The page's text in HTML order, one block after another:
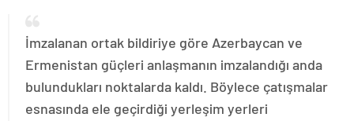
İmzalanan ortak bildiriye göre Azerbaycan ve
Ermenistan güçleri anlaşmanın imzalandığı anda
bulundukları noktalarda kaldı. Böylece çatışmalar
esnasında ele geçirdiği yerleşim yerleri